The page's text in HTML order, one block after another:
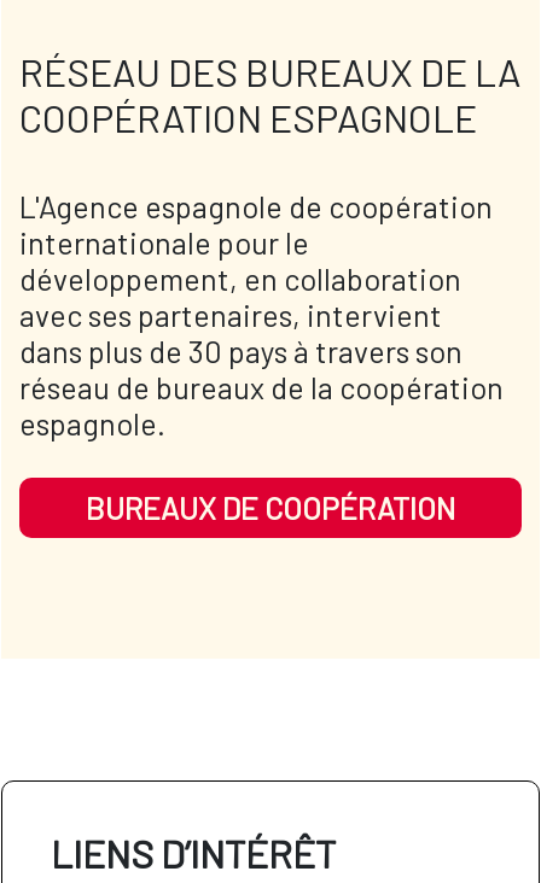
RÉSEAU DES BUREAUX DE LA
COOPÉRATION ESPAGNOLE
L'Agence espagnole de coopération
internationale pour le
développement, en collaboration
avec ses partenaires, intervient
dans plus de 30 pays à travers son
réseau de bureaux de la coopération
espagnole.
BUREAUX DE COOPÉRATION
LIENS D’INTÉRÊT